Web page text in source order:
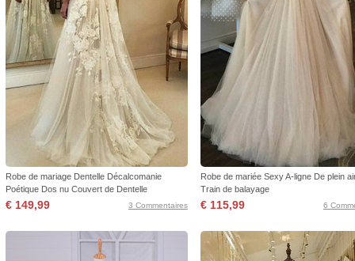
Robe de mariage Dentelle Décalcomanie
Poétique Dos nu Couvert de Dentelle
€ 149,99 3 Commentaires
Robe de mariée Sexy A-ligne De plein
Train de balayage
€ 115,99 6